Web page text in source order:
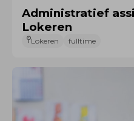
Administratief
Lokeren
Lokeren fulltime